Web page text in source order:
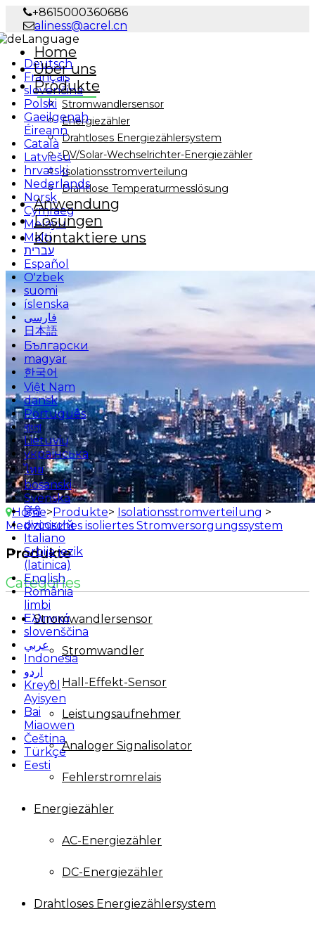
+8615000360686
aliness@acrel.cn
Language
Deutsch
Français
slovenčina
Polski
Gaeilgenah
Éireann
Català
Latviešu
hrvatski
Nederlands
Norsk
Cymraeg
Melayu
Malti
עברית
Español
O'zbek
suomi
íslenska
فارسی
日本語
Български
magyar
한국어
Việt Nam
dansk
Português
বাংলা
Lietuvių
українська
ไทย
bosanski
Svenska
हिंदी
русский
Italiano
Srbija jezik
(latinica)
English
România
limbi
Ελληνικά
slovenščina
عربي
Indonesia
اردو
Kreyòl
Ayisyen
Bai
Miaowen
Čeština
Türkçe
Eesti
Home
Über uns
Produkte
Stromwandlersensor
Energiezähler
Drahtloses Energiezählersystem
PV/Solar-Wechselrichter-Energiezähler
Isolationsstromverteilung
Drahtlose Temperaturmesslösung
Anwendung
Lösungen
Kontaktiere uns
Home>Produkte> Isolationsstromverteilung >
Medizinisches isoliertes Stromversorgungssystem
Produkte
Categories
Stromwandlersensor
Stromwandler
Hall-Effekt-Sensor
Leistungsaufnehmer
Analoger Signalisolator
Fehlerstromrelais
Energiezähler
AC-Energiezähler
DC-Energiezähler
Drahtloses Energiezählersystem